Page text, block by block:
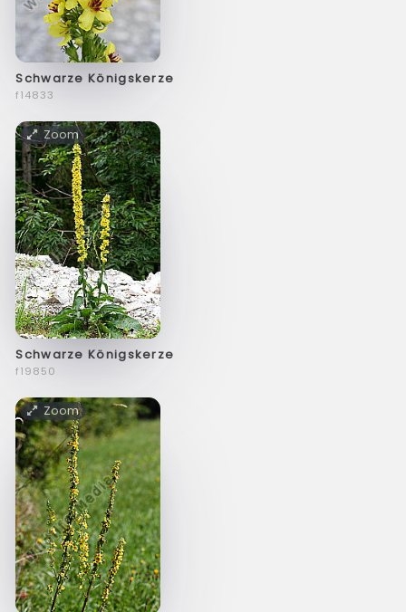
Schwarze Königskerze
f14833
Zoom
Schwarze Königskerze
f19850
Zoom